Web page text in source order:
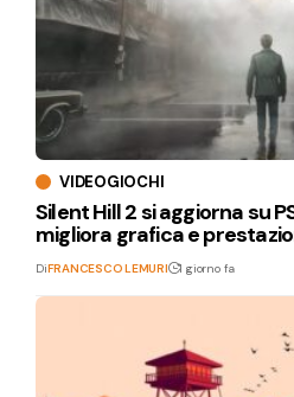
VIDEOGIOCHI
Silent Hill 2 si aggiorna su
migliora grafica e
DiFRANCESCO LEMURI 1 giorno fa